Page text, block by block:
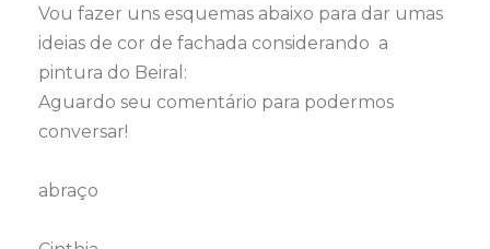
Vou fazer uns esquemas abaixo para dar umas
ideias de cor de fachada considerando a
pintura do Beiral:
Aguardo seu comentário para podermos
conversar!
abraço